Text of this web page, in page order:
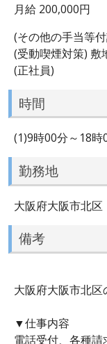
月給 200,000円
(その他の手当等
(受動喫煙対策) 敷
(正社員)
時間
(1)9時00分～18時
勤務地
大阪府大阪市北区
備考
大阪府大阪市北
▼仕事内容
電話受付、各種